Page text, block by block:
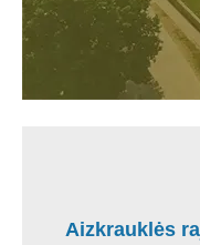
Aizkrauklės